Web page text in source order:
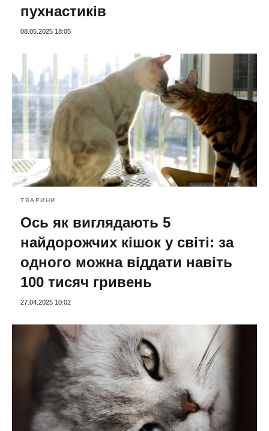
пухнастиків
08.05.2025 18:05
ТВАРИНИ
Ось як виглядають 5
найдорожчих кішок у світі: за
одного можна віддати навіть
100 тисяч гривень
27.04.2025 10:02